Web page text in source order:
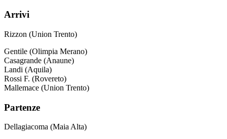
Arrivi
Rizzon (Union Trento)
Gentile (Olimpia Merano)
Casagrande (Anaune)
Landi (Aquila)
Rossi F. (Rovereto)
Mallemace (Union Trento)
Partenze
Dellagiacoma (Maia Alta)